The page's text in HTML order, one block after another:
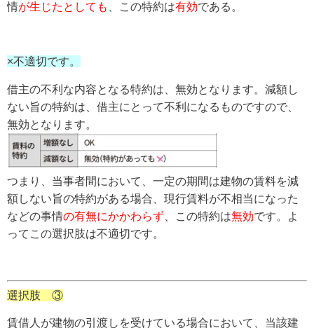
情が生じたとしても 、この特約は有効である。
×不適切です。
借主の不利な内容となる特約は、無効となります。減額し
ない旨の特約は、借主にとって不利になるものですので、
つまり、 当事者間において、一定の期間は建物の賃料を減
額しない旨の特約がある場合、現行賃料が不相当になった
などの事情の有無にかかわらず 、この特約は無効です。
よ
ってこの選択肢は不適切です。
選択肢 ③
賃借人が建物の引渡しを受けている場合において、当該建